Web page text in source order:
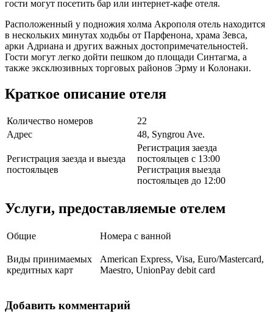
гости могут посетить бар или интернет-кафе отеля.
Расположенный у подножия холма Акрополя отель находится
в нескольких минутах ходьбы от Парфенона, храма Зевса,
арки Адриана и других важных достопримечательностей.
Гости могут легко дойти пешком до площади Синтагма, а
также эксклюзивных торговых районов Эрму и Колонаки.
Краткое описание отеля
Количество номеров
22
Адрес
48, Syngrou Ave.
Регистрация заезда и выезда
постояльцев
Регистрация заезда
постояльцев с 13:00
Регистрация выезда
постояльцев до 12:00
Услуги, предоставляемые отелем
Общие Номера с ванной
Виды принимаемых
кредитных карт
American Express, Visa, Euro/Mastercard,
Maestro, UnionPay debit card
Добавить комментарий